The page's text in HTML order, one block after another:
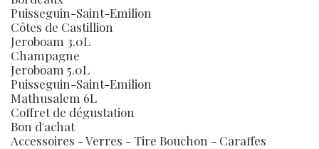
Puisseguin-Saint-Emilion
Côtes de Castillion
Jeroboam 3.0L
Champagne
Jeroboam 5.0L
Puisseguin-Saint-Emilion
Mathusalem 6L
Coffret de dégustation
Bon d'achat
Accessoires - Verres - Tire Bouchon - Caraffes